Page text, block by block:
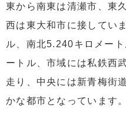
東から南東は清瀬市、東
西は東大和市に接してい
ル、南北5.240キロメー
ートル、市域には私鉄西
走り、中央には新青梅街
かな都市となっています。